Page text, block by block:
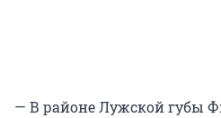
— В районе Лужской губы